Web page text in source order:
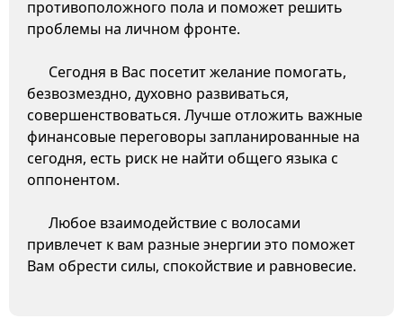
противоположного пола и поможет решить
проблемы на личном фронте.
Сегодня в Вас посетит желание помогать,
безвозмездно, духовно развиваться,
совершенствоваться. Лучше отложить важные
финансовые переговоры запланированные на
сегодня, есть риск не найти общего языка с
оппонентом.
Любое взаимодействие с волосами
привлечет к вам разные энергии это поможет
Вам обрести силы, спокойствие и равновесие.